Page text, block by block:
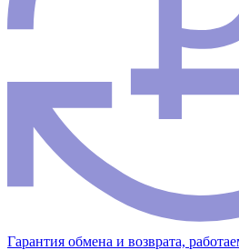
Гарантия обмена и возврата,